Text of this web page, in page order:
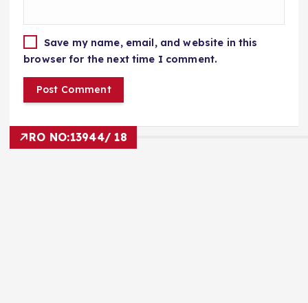
Save my name, email, and website in this
browser for the next time I comment.
RO NO:13944/ 18